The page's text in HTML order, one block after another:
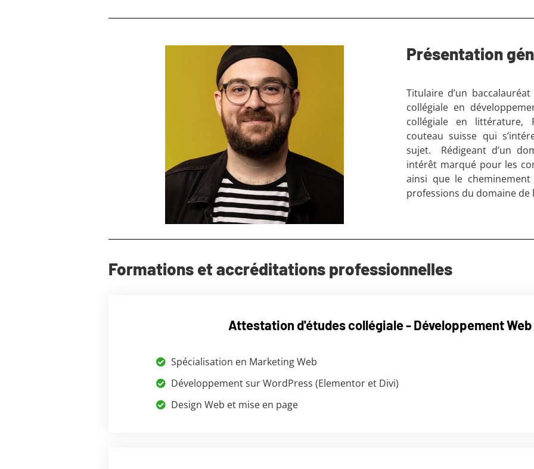
Présentation
Titulaire d’un
collégiale en
collégiale en littérature,
couteau suisse qui
sujet. Rédigeant d’un
intérêt marqué pour les
ainsi que le
professions du domaine de
Formations et accréditations professionnelles
Attestation d'études collégiale - Développement Web
Spécialisation en Marketing Web
Développement sur WordPress (Elementor et Divi)
Design Web et mise en page